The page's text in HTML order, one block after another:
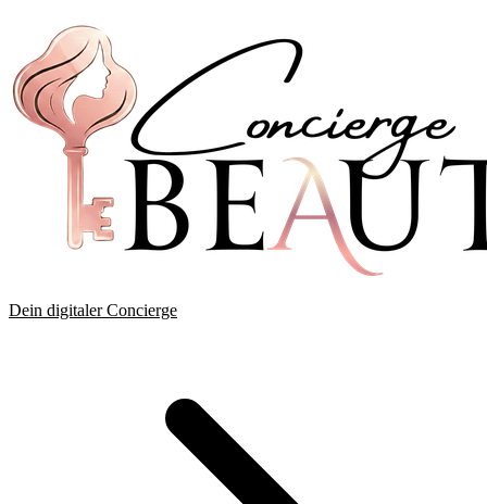
Dein digitaler Concierge